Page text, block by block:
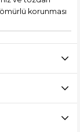
ömürlü korunması